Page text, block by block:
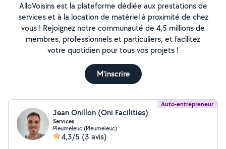
AlloVoisins est la plateforme dédiée aux prestations de
services et à la location de matériel à proximité de chez
vous ! Rejoignez notre communauté de 4,5 millions de
membres, professionnels et particuliers, et facilitez
votre quotidien pour tous vos projets !
M'inscrire
Auto-entrepreneur
Jean Onillon (Oni Facilities)
Services
Pleumeleuc (Pleumeleuc)
4,3/5 (3 avis)